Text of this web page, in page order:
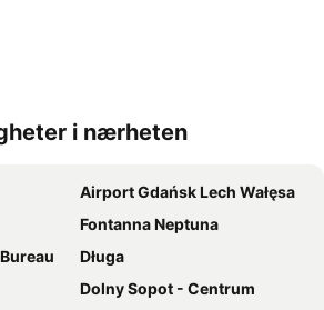
i nærheten
Airport Gdańsk Lech Wałęsa
Fontanna Neptuna
Długa
Dolny Sopot - Centrum